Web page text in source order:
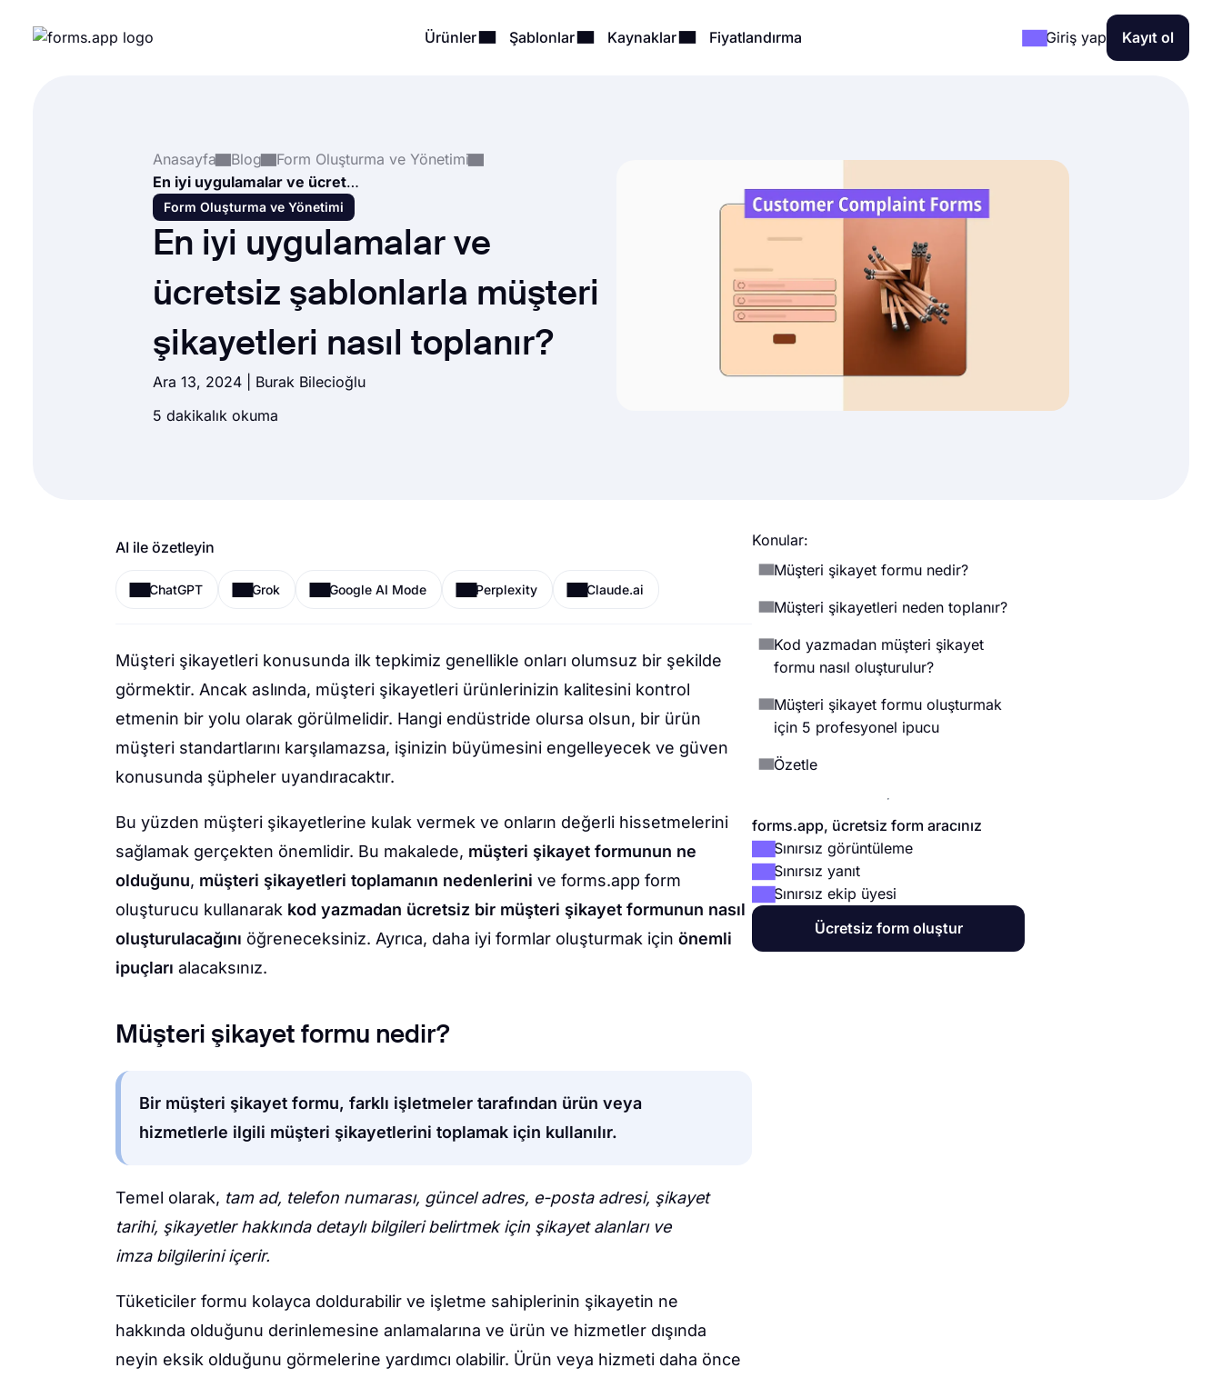
Ürünler Şablonlar Kaynaklar Fiyatlandırma Giriş yap Kayıt ol
Anasayfa Blog
Form Oluşturma ve Yönetimi
En iyi uygulamalar ve ücretsiz şablonlarla müşteri şikayetleri nasıl toplanır?
Form Oluşturma ve Yönetimi
En iyi uygulamalar ve
ücretsiz şablonlarla müşteri
şikayetleri nasıl toplanır?
Ara 13, 2024 | Burak Bilecioğlu
5 dakikalık okuma
AI ile özetleyin
ChatGPT Grok Google AI Mode Perplexity Claude.ai
Müşteri şikayetleri konusunda ilk tepkimiz genellikle onları olumsuz bir şekilde
görmektir. Ancak aslında, müşteri şikayetleri ürünlerinizin kalitesini kontrol
etmenin bir yolu olarak görülmelidir. Hangi endüstride olursa olsun, bir ürün
müşteri standartlarını karşılamazsa, işinizin büyümesini engelleyecek ve güven
konusunda şüpheler uyandıracaktır.
Bu yüzden müşteri şikayetlerine kulak vermek ve onların değerli hissetmelerini
sağlamak gerçekten önemlidir. Bu makalede, müşteri şikayet formunun ne
olduğunu, müşteri şikayetleri toplamanın nedenlerini ve forms.app form
oluşturucu kullanarak kod yazmadan ücretsiz bir müşteri şikayet formunun nasıl
oluşturulacağını öğreneceksiniz. Ayrıca, daha iyi formlar oluşturmak için önemli
ipuçları alacaksınız.
Müşteri şikayet formu nedir?
Bir müşteri şikayet formu, farklı işletmeler tarafından ürün veya
hizmetlerle ilgili müşteri şikayetlerini toplamak için kullanılır.
Temel olarak, tam ad, telefon numarası, güncel adres, e-posta adresi, şikayet
tarihi, şikayetler hakkında detaylı bilgileri belirtmek için şikayet alanları ve
imzabilgilerini içerir.
Tüketiciler formu kolayca doldurabilir ve işletme sahiplerinin şikayetin ne
hakkında olduğunu derinlemesine anlamalarına ve ürün ve hizmetler dışında
neyin eksik olduğunu görmelerine yardımcı olabilir. Ürün veya hizmeti daha önce
Konular:
Müşteri şikayet formu nedir?
Müşteri şikayetleri neden toplanır?
Kod yazmadan müşteri şikayet
formu nasıl oluşturulur?
Müşteri şikayet formu oluşturmak
için 5 profesyonel ipucu
Özetle
forms.app, ücretsiz form aracınız
Sınırsız görüntüleme
Sınırsız yanıt
Sınırsız ekip üyesi
Ücretsiz form oluştur